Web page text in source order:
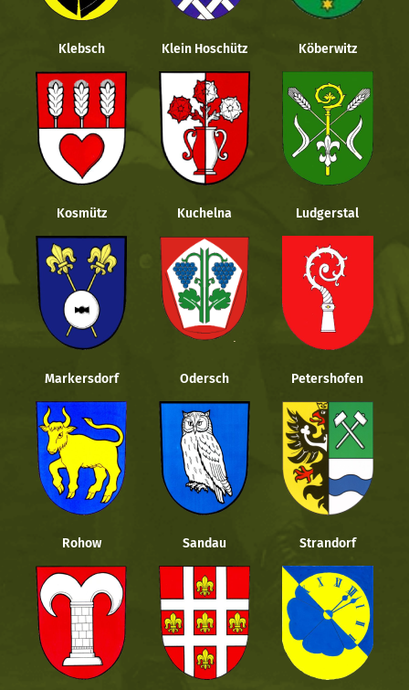
Klebsch Klein Hoschütz Köberwitz
Kosmütz Kuchelna Ludgerstal
Markersdorf Odersch Petershofen
Rohow Sandau Strandorf